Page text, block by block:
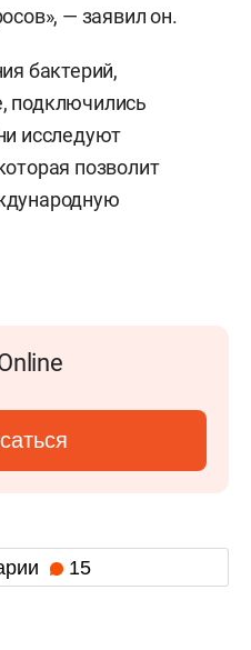
— заявил он.
бактерий,
подключились
исследуют
позволит
15